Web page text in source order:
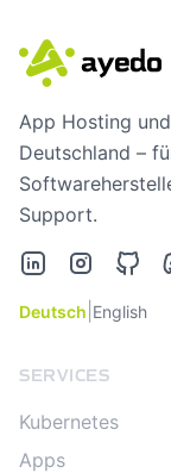
App Hosting
Deutschland –
Support.
LinkedInInstagram
Deutsch English
SERVICES
Kubernetes
Apps